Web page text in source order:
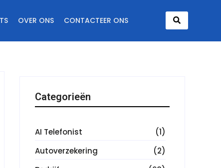
OVER ONS CONTACTEER ONS
Categorieën
AI Telefonist
(1)
Autoverzekering
(2)